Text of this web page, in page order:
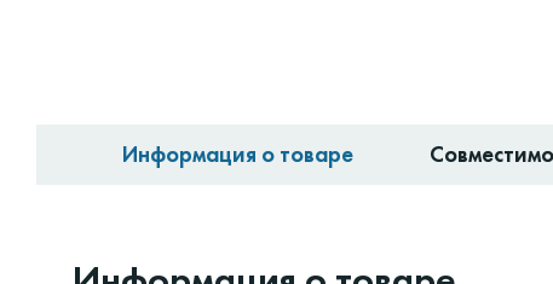
Информация о товаре